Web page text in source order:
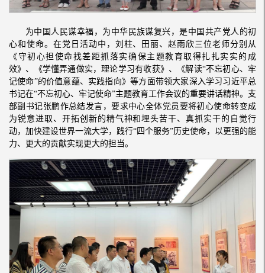
为中国人民谋幸福，为中华民族谋复兴，是中国共产党人的初
心和使命。在党日活动中，刘柱、田丽、赵雨欣三位老师分别从
《守初心担使命找差距抓落实确保主题教育取得扎扎实实的成
效》、《学懂弄通做实，理论学习有收获》、《解读“不忘初心、牢
记使命”的价值意蕴、实践指向》等方面带领大家深入学习习近平总
书记在“不忘初心、牢记使命”主题教育工作会议的重要讲话精神。支
部副书记张鹏作总结发言，要求中心全体党员要将初心使命转变成
为锐意进取、开拓创新的精气神和埋头苦干、真抓实干的自觉行
动，加快建设世界一流大学，践行“四个服务”历史使命，以更强的能
力、更大的贡献实现更大的担当。